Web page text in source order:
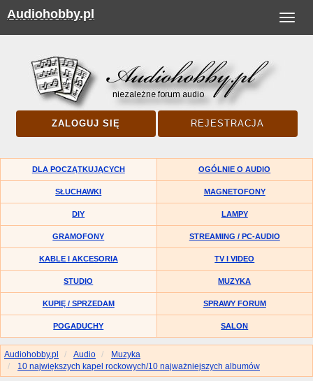
Toggle
Audiohobby.pl
ZALOGUJ SIĘ REJESTRACJA
DLA POCZĄTKUJĄCYCH OGÓLNIE O AUDIO
SŁUCHAWKI MAGNETOFONY
DIY LAMPY
GRAMOFONY STREAMING / PC-AUDIO
KABLE I AKCESORIA TV I VIDEO
STUDIO MUZYKA
KUPIĘ / SPRZEDAM SPRAWY FORUM
POGADUCHY SALON
Audiohobby.pl Audio
Muzyka
10 największych kapel rockowych/10 najważniejszych albumów